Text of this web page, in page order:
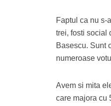
Faptul ca nu s-
trei, fosti social
Basescu. Sunt
numeroase
Avem si mita
care majora cu